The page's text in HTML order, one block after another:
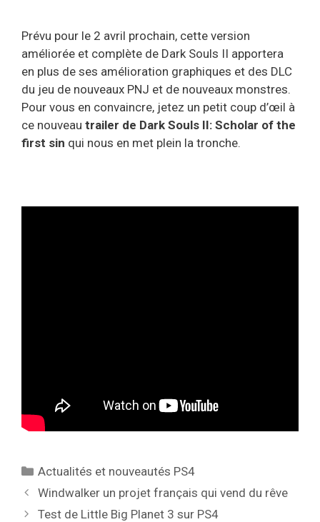
Prévu pour le 2 avril prochain, cette version
améliorée et complète de Dark Souls II apportera
en plus de ses amélioration graphiques et des DLC
du jeu de nouveaux PNJ et de nouveaux monstres.
Pour vous en convaincre, jetez un petit coup d’œil à
ce nouveau trailer de Dark Souls II: Scholar of the
first sin qui nous en met plein la tronche.
Catégories
Actualités et nouveautés PS4
Windwalker un projet français qui vend du rêve
Test de Little Big Planet 3 sur PS4